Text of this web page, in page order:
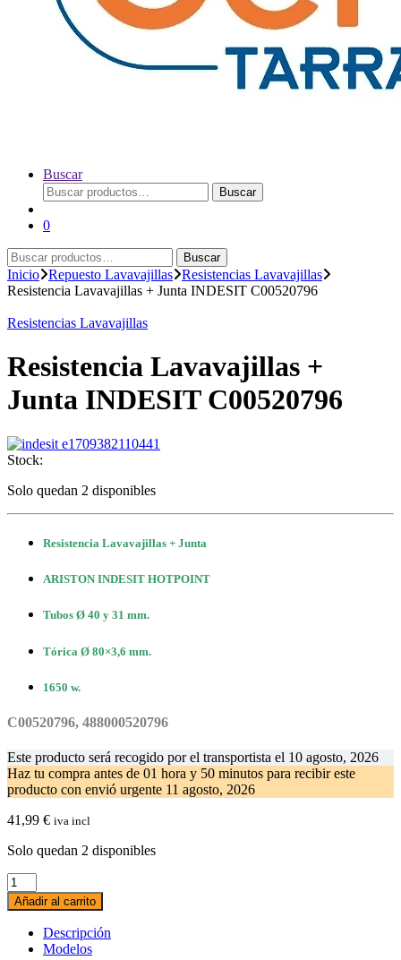
Buscar
Buscar
por:
Buscar
0
Buscar
por:
Buscar
Inicio Repuesto Lavavajillas Resistencias Lavavajillas
Resistencia Lavavajillas + Junta INDESIT C00520796
Resistencias Lavavajillas
Resistencia Lavavajillas +
Junta INDESIT C00520796
Stock:
Solo quedan 2 disponibles
Resistencia Lavavajillas + Junta
ARISTON INDESIT HOTPOINT
Tubos Ø 40 y 31 mm.
Tórica Ø 80×3,6 mm.
1650 w.
C00520796, 488000520796
Este producto será recogido por el transportista el 10 agosto, 2026
Haz tu compra antes de 01 hora y 50 minutos para recibir este
producto con envió urgente 11 agosto, 2026
41,99 € iva incl
Solo quedan 2 disponibles
Resistencia
Lavavajillas
+
Junta
INDESIT
Añadir al carrito
Descripción
Modelos